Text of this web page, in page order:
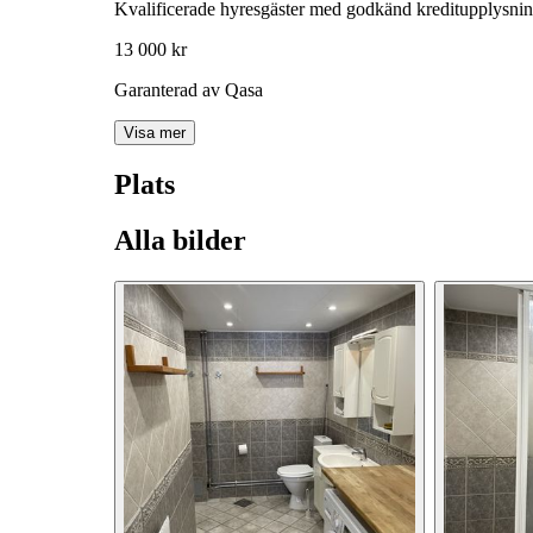
Kvalificerade hyresgäster med godkänd
13 000 kr
Garanterad av Qasa
Visa mer
Plats
Alla bilder